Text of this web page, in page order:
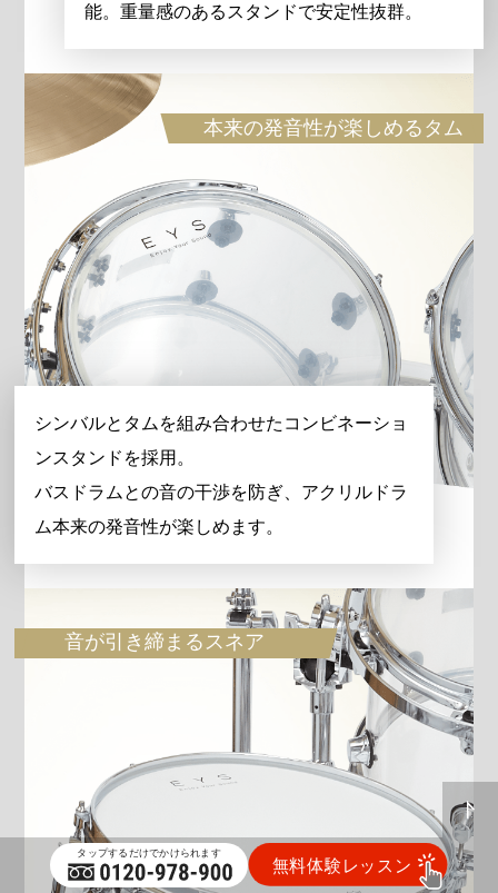
能。重量感のあるスタンドで安定性抜群。
本来の発音性が楽しめるタム
シンバルとタムを組み合わせたコンビネーショ
ンスタンドを採用。
バスドラムとの音の干渉を防ぎ、アクリルドラ
ム本来の発音性が楽しめます。
音が引き締まるスネア